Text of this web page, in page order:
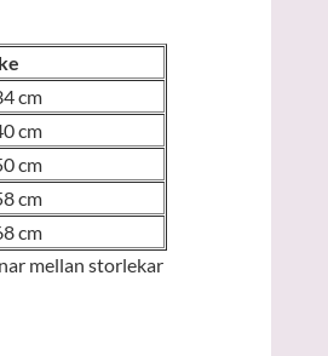
cm
cm
cm
cm
cm
mellan storlekar